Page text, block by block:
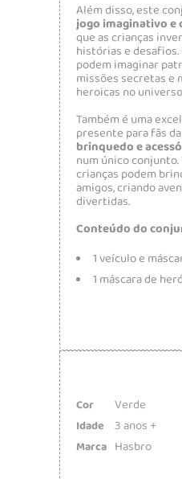
Além disso, este
jogo imaginativo e
que as crianças
histórias e
podem imaginar
missões secretas e
heroicas no
Também é uma
presente para fãs
brinquedo e
num único conjunto.
crianças podem
amigos, criando
divertidas.
Conteúdo do
1 veículo e
1 máscara de
Cor Verde
Idade 3 anos +
Marca Hasbro